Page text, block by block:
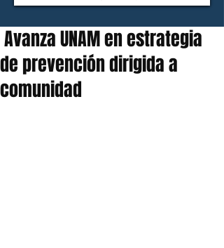
Avanza UNAM en estrategia
de prevención dirigida a
comunidad